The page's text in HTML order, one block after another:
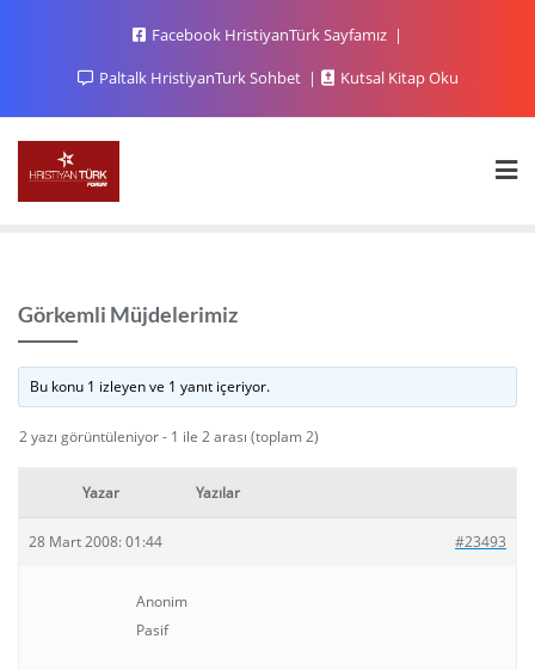
Facebook HristiyanTürk Sayfamız
Paltalk HristiyanTurk Sohbet
Kutsal Kitap Oku
Görkemli Müjdelerimiz
Bu konu 1 izleyen ve 1 yanıt içeriyor.
2 yazı görüntüleniyor - 1 ile 2 arası (toplam 2)
Yazar Yazılar
28 Mart 2008: 01:44 #23493
Anonim
Pasif